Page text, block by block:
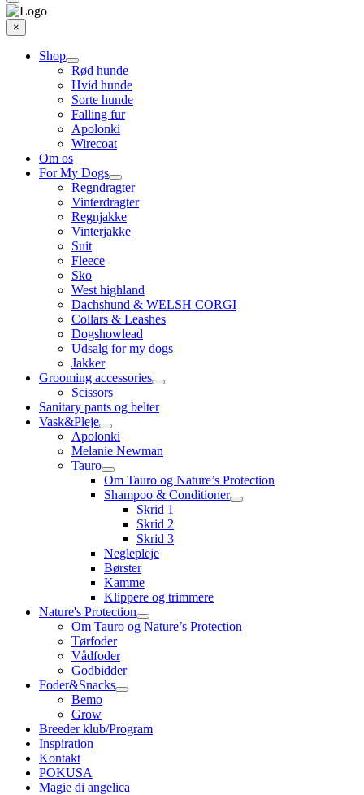
×
Shop
Rød hunde
Hvid hunde
Sorte hunde
Falling fur
Apolonki
Wirecoat
Om os
For My Dogs
Regndragter
Vinterdragter
Regnjakke
Vinterjakke
Suit
Fleece
Sko
West highland
Dachshund & WELSH CORGI
Collars & Leashes
Dogshowlead
Udsalg for my dogs
Jakker
Grooming accessories
Scissors
Sanitary pants og belter
Vask&Pleje
Apolonki
Melanie Newman
Tauro
Om Tauro og Nature’s Protection
Shampoo & Conditioner
Skrid 1
Skrid 2
Skrid 3
Neglepleje
Børster
Kamme
Klippere og trimmere
Nature's Protection
Om Tauro og Nature’s Protection
Tørfoder
Vådfoder
Godbidder
Foder&Snacks
Bemo
Grow
Breeder klub/Program
Inspiration
Kontakt
POKUSA
Magie di angelica